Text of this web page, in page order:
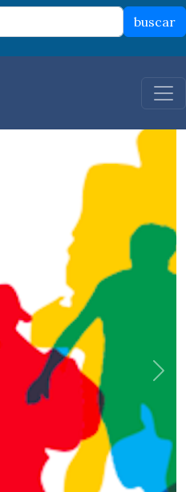
buscar